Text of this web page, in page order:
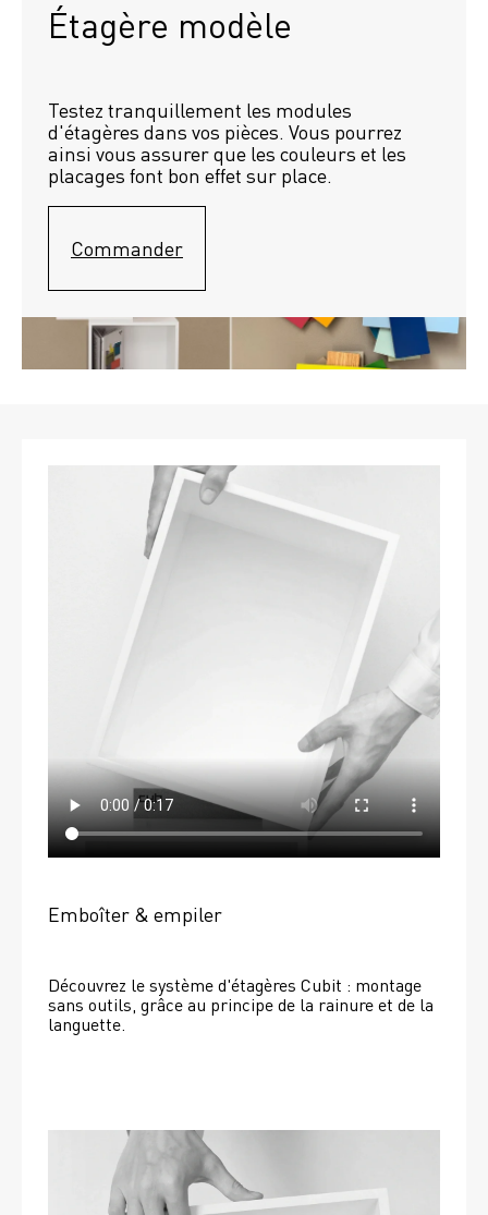
Étagère modèle
Testez tranquillement les modules
d'étagères dans vos pièces. Vous pourrez
ainsi vous assurer que les couleurs et les
placages font bon effet sur place.
Commander
Emboîter & empiler
Découvrez le système d'étagères Cubit : montage
sans outils, grâce au principe de la rainure et de la
languette.